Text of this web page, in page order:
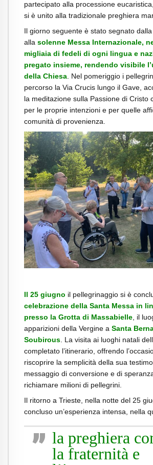
partecipato alla processione
si è unito alla tradizionale preghiera
Il giorno seguente è stato segnato
alla solenne Messa Internazionale,
migliaia di fedeli di ogni lingua e
pregato insieme, rendendo visibile
della Chiesa. Nel pomeriggio i
percorso la Via Crucis lungo il Gave,
la meditazione sulla Passione di Cristo
per le proprie intenzioni e per quelle
comunità di provenienza.
Il 25 giugno il pellegrinaggio si è
celebrazione della Santa Messa in
presso la Grotta di Massabielle , il
apparizioni della Vergine a Santa
Soubirous . La visita ai luoghi natali
completato l’itinerario, offrendo
riscoprire la semplicità della sua
messaggio di conversione e di
richiamare milioni di pellegrini.
Il ritorno a Trieste, nella notte del 25
concluso un’esperienza intensa, nella
la preghiera
la fraternità e